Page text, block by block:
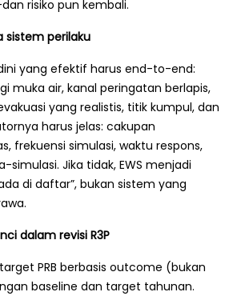
risiko pun kembali.
sistem perilaku
yang efektif harus end-to-end:
muka air, kanal peringatan berlapis,
yang realistis, titik kumpul, dan
harus jelas: cakupan
frekuensi simulasi, waktu respons,
simulasi. Jika tidak, EWS menjadi
di daftar”, bukan sistem yang
dalam revisi R3P
PRB berbasis outcome (bukan
baseline dan target tahunan.